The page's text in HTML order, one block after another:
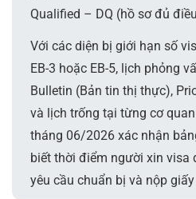
Qualified – DQ (hồ sơ đủ
Với các diện bị giới hạn số
EB-3 hoặc EB-5, lịch phỏng
Bulletin (Bản tin thị thực),
và lịch trống tại từng cơ
tháng 06/2026 xác nhận
biết thời điểm người xin visa
yêu cầu chuẩn bị và nộp